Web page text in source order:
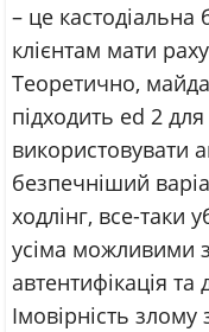
– це
клієнтам мати
Теоретично,
підходить ed 2
використовувати
безпечніший
ходлінг, все-таки
усіма можливими
автентифікація
Імовірність